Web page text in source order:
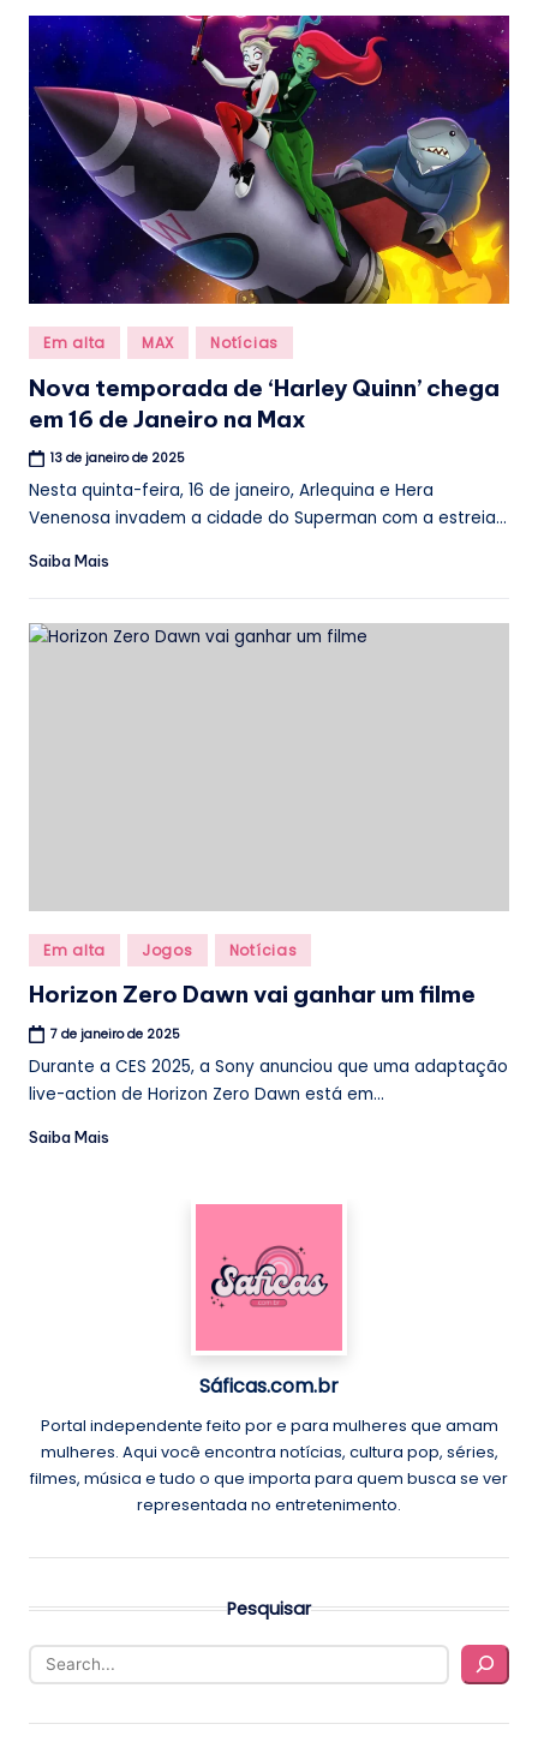
Posted
in
Em alta MAX Notícias
Nova temporada de ‘Harley Quinn’ chega
em 16 de Janeiro na Max
13 de janeiro de 2025
Nesta quinta-feira, 16 de janeiro, Arlequina e Hera
Venenosa invadem a cidade do Superman com a estreia...
Saiba Mais
Posted
in
Em alta Jogos Notícias
Horizon Zero Dawn vai ganhar um filme
7 de janeiro de 2025
Durante a CES 2025, a Sony anunciou que uma adaptação
live-action de Horizon Zero Dawn está em...
Saiba Mais
Sáficas.com.br
Portal independente feito por e para mulheres que amam
mulheres. Aqui você encontra notícias, cultura pop, séries,
filmes, música e tudo o que importa para quem busca se ver
representada no entretenimento.
Pesquisar